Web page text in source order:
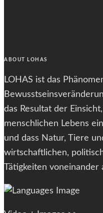
ABOUT LOHAS
LOHAS ist das
das Resultat der
menschlichen Lebens
und dass Natur, Tiere
wirtschaftlichen,
Tätigkeiten voneinander